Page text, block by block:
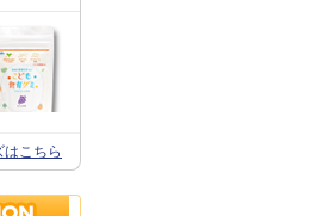
こちら